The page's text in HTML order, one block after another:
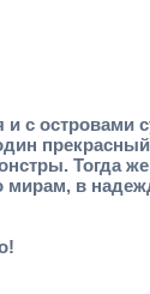
и с
Тогда
мирам, в